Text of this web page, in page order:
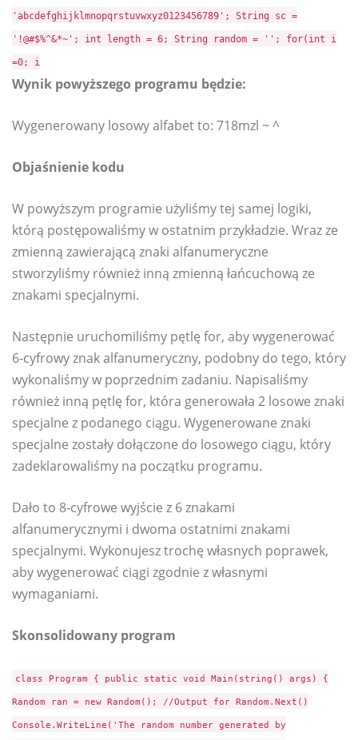
'abcdefghijklmnopqrstuvwxyz0123456789'; String sc =
'!@#$%^&*~'; int length = 6; String random = ''; for(int i
=0; i
Wynik powyższego programu będzie:
Wygenerowany losowy alfabet to: 718mzl ~ ^
Objaśnienie kodu
W powyższym programie użyliśmy tej samej logiki,
którą postępowaliśmy w ostatnim przykładzie. Wraz ze
zmienną zawierającą znaki alfanumeryczne
stworzyliśmy również inną zmienną łańcuchową ze
znakami specjalnymi.
Następnie uruchomiliśmy pętlę for, aby wygenerować
6-cyfrowy znak alfanumeryczny, podobny do tego, który
wykonaliśmy w poprzednim zadaniu. Napisaliśmy
również inną pętlę for, która generowała 2 losowe znaki
specjalne z podanego ciągu. Wygenerowane znaki
specjalne zostały dołączone do losowego ciągu, który
zadeklarowaliśmy na początku programu.
Dało to 8-cyfrowe wyjście z 6 znakami
alfanumerycznymi i dwoma ostatnimi znakami
specjalnymi. Wykonujesz trochę własnych poprawek,
aby wygenerować ciągi zgodnie z własnymi
wymaganiami.
Skonsolidowany program
class Program { public static void Main(string() args) {
Random ran = new Random(); //Output for Random.Next()
Console.WriteLine('The random number generated by